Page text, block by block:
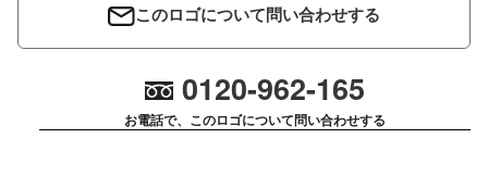
このロゴについて問い合わせする
0120-962-165
お電話で、このロゴについて問い合わせする